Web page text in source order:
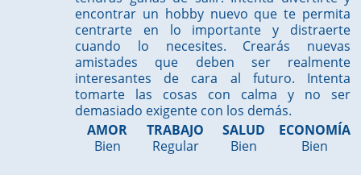
encontrar un hobby nuevo que te permita
centrarte en lo importante y distraerte
cuando lo necesites. Crearás nuevas
amistades que deben ser realmente
interesantes de cara al futuro. Intenta
tomarte las cosas con calma y no ser
demasiado exigente con los demás.
AMOR
Bien
TRABAJO
Regular
SALUD
Bien
ECONOMÍA
Bien